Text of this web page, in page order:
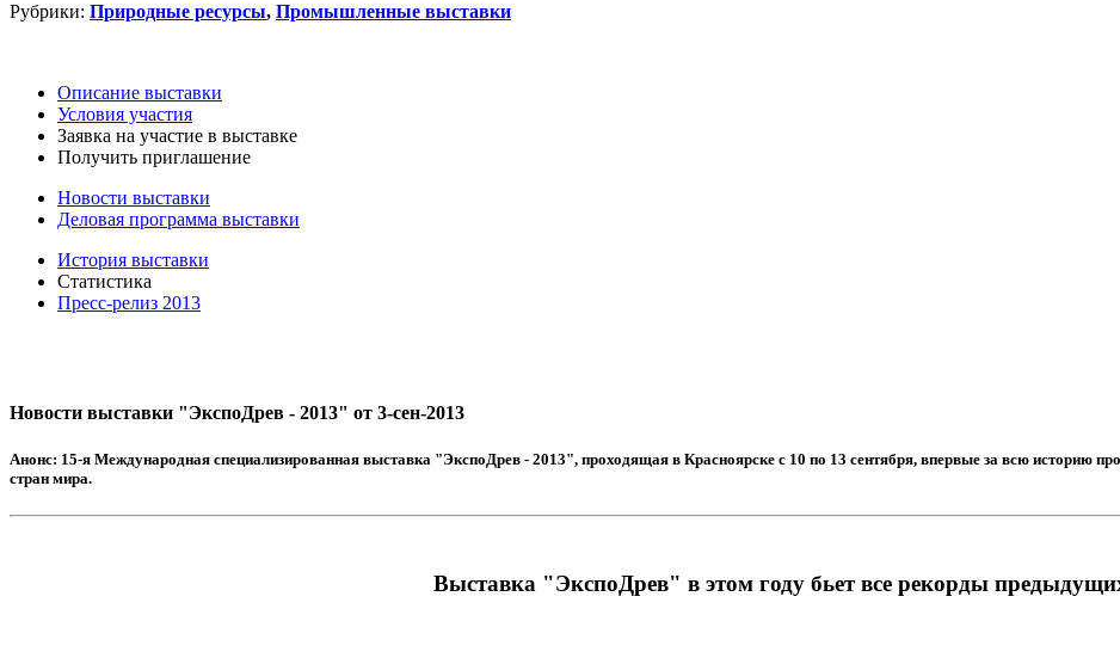
Рубрики: Природные ресурсы, Промышленные выставки
Описание выставки
Условия участия
Заявка на участие в выставке
Получить приглашение
Новости выставки
Деловая программа выставки
История выставки
Статистика
Пресс-релиз 2013
Новости выставки "ЭкспоДрев - 2013" от 3-сен-2013
Анонс: 15-я Международная специализированная выставка "ЭкспоДрев - 2013", проходящая в Красноярске с 10 по 13 сентября, впервые за всю историю
стран мира.
Выставка "ЭкспоДрев" в этом году бьет все рекорды